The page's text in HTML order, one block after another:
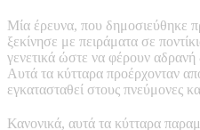
Μία έρευνα, που δημοσιεύθηκε
ξεκίνησε με πειράματα σε
γενετικά ώστε να φέρουν αδρανή
Αυτά τα κύτταρα προέρχονταν
εγκατασταθεί στους πνεύμονες
Κανονικά, αυτά τα κύτταρα